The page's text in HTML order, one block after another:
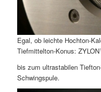
Egal, ob leichte Hochton-
Tiefmittelton-Konus:
bis zum ultrastabilen
Schwingspule.